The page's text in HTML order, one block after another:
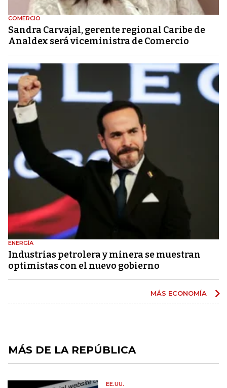
COMERCIO
Sandra Carvajal, gerente regional Caribe de
Analdex será viceministra de Comercio
ENERGÍA
Industrias petrolera y minera se muestran
optimistas con el nuevo gobierno
MÁS ECONOMÍA
MÁS DE LA REPÚBLICA
EE.UU.